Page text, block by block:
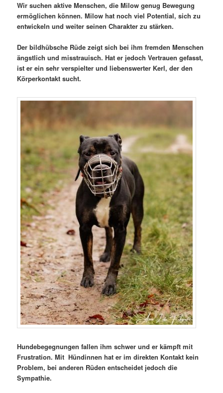
Wir suchen aktive Menschen, die Milow genug Bewegung
ermöglichen können. Milow hat noch viel Potential, sich zu
entwickeln und weiter seinen Charakter zu stärken.
Der bildhübsche Rüde zeigt sich bei ihm fremden Menschen
ängstlich und misstrauisch. Hat er jedoch Vertrauen gefasst,
ist er ein sehr verspielter und liebenswerter Kerl, der den
Körperkontakt sucht.
Hundebegegnungen fallen ihm schwer und er kämpft mit
Frustration. Mit Hündinnen hat er im direkten Kontakt kein
Problem, bei anderen Rüden entscheidet jedoch die
Sympathie.